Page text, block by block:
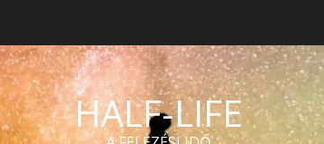
HALF-LIFE